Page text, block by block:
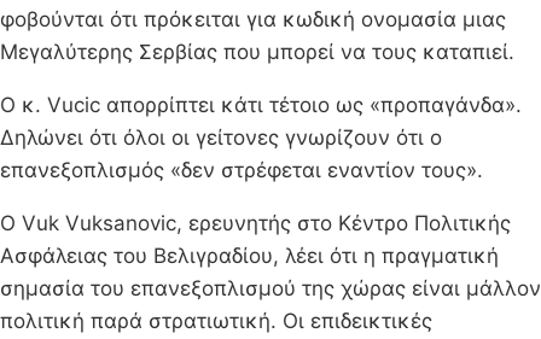
φοβούνται ότι πρόκειται για κωδική ονομασία μιας
Μεγαλύτερης Σερβίας που μπορεί να τους καταπιεί.
Ο κ. Vucic απορρίπτει κάτι τέτοιο ως «προπαγάνδα».
Δηλώνει ότι όλοι οι γείτονες γνωρίζουν ότι ο
επανεξοπλισμός «δεν στρέφεται εναντίον τους».
Ο Vuk Vuksanovic, ερευνητής στο Κέντρο Πολιτικής
Ασφάλειας του Βελιγραδίου, λέει ότι η πραγματική
σημασία του επανεξοπλισμού της χώρας είναι μάλλον
πολιτική παρά στρατιωτική. Οι επιδεικτικές